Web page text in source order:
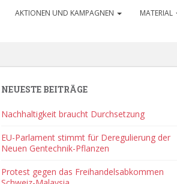
AKTIONEN UND KAMPAGNEN MATERIAL
NEUESTE BEITRÄGE
Nachhaltigkeit braucht Durchsetzung
EU-Parlament stimmt für Deregulierung der
Neuen Gentechnik-Pflanzen
Protest gegen das Freihandelsabkommen